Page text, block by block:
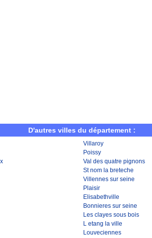
D'autres villes du département :
Villaroy
Poissy
Val des quatre pignons
St nom la breteche
Villennes sur seine
Plaisir
Elisabethville
Bonnieres sur seine
Les clayes sous bois
L etang la ville
Louveciennes